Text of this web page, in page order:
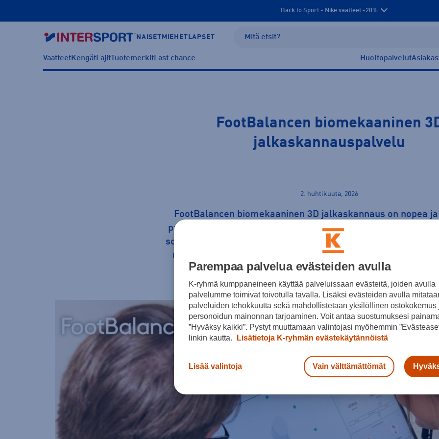
Back to Sport - Nike vaatteet -20%
NAISET MIEHET LAPSET
VaatteetKengätLajitTuotemerkitLast chance Huoltopalvelut
FootBalancen biomekaaninen
jalkaskannauspalvelu
2. huhtikuuta, 2026
FootBalancen biomekaaninen 3D jalkaskannaus on nopea
palvelu, joka ottaa jaloistasi tarkat mitat ja auttaa
sopivat tuotteet, jotka parantavat jalkojesi terveyttä ja
mukavammat. Pääset sovittamaan FootBalancen yksilöllisiä
osana palvelua ilmaiseksi ja ilman ostovelvoitetta.
Parempaa palvelua evästeiden avulla
K-ryhmä kumppaneineen käyttää palveluissaan evästeitä, joiden avulla
palvelumme toimivat toivotulla tavalla. Lisäksi evästeiden avulla
palveluiden tehokkuutta sekä mahdollistetaan yksilöllinen ostokokemus
personoidun mainonnan tarjoaminen. Voit antaa suostumuksesi
”Hyväksy kaikki”. Pystyt muuttamaan valintojasi myöhemmin
linkin kautta.
Lisätietoja K-ryhmän evästekäytännöistä
Lisää valintoja Vain välttämättömät